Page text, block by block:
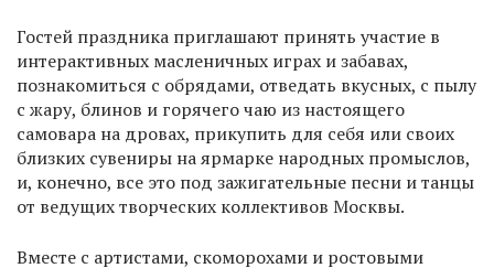
Гостей праздника приглашают принять участие в
интерактивных масленичных играх и забавах,
познакомиться с обрядами, отведать вкусных, с пылу
с жару, блинов и горячего чаю из настоящего
самовара на дровах, прикупить для себя или своих
близких сувениры на ярмарке народных промыслов,
и, конечно, все это под зажигательные песни и танцы
от ведущих творческих коллективов Москвы.
Вместе с артистами, скоморохами и ростовыми